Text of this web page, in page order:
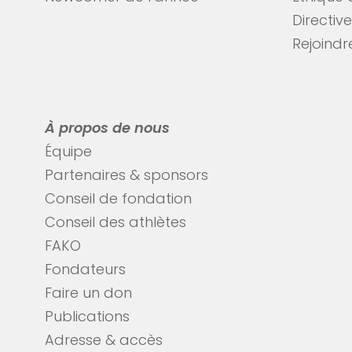
À propos de nous
Équipe
Partenaires & sponsors
Conseil de fondation
Conseil des athlètes
FAKO
Fondateurs
Faire un don
Publications
Adresse & accès